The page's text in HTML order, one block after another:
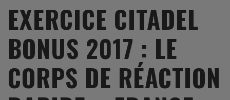
EXERCICE CITADEL
BONUS 2017 : LE
CORPS DE RÉACTION